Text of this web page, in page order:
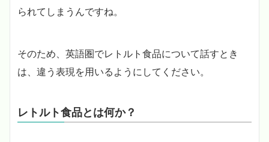
られてしまうんですね。
そのため、英語圏でレトルト食品について話すとき
は、違う表現を用いるようにしてください。
レトルト食品とは何か？